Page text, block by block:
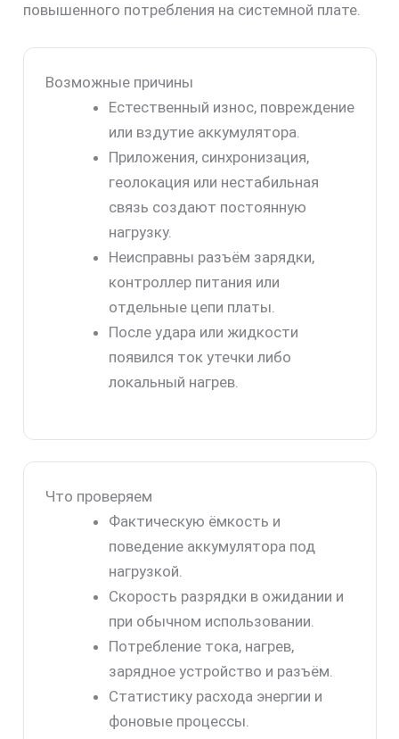
повышенного потребления на системной плате.
Возможные причины
Естественный износ, повреждение
или вздутие аккумулятора.
Приложения, синхронизация,
геолокация или нестабильная
связь создают постоянную
нагрузку.
Неисправны разъём зарядки,
контроллер питания или
отдельные цепи платы.
После удара или жидкости
появился ток утечки либо
локальный нагрев.
Что проверяем
Фактическую ёмкость и
поведение аккумулятора под
нагрузкой.
Скорость разрядки в ожидании и
при обычном использовании.
Потребление тока, нагрев,
зарядное устройство и разъём.
Статистику расхода энергии и
фоновые процессы.